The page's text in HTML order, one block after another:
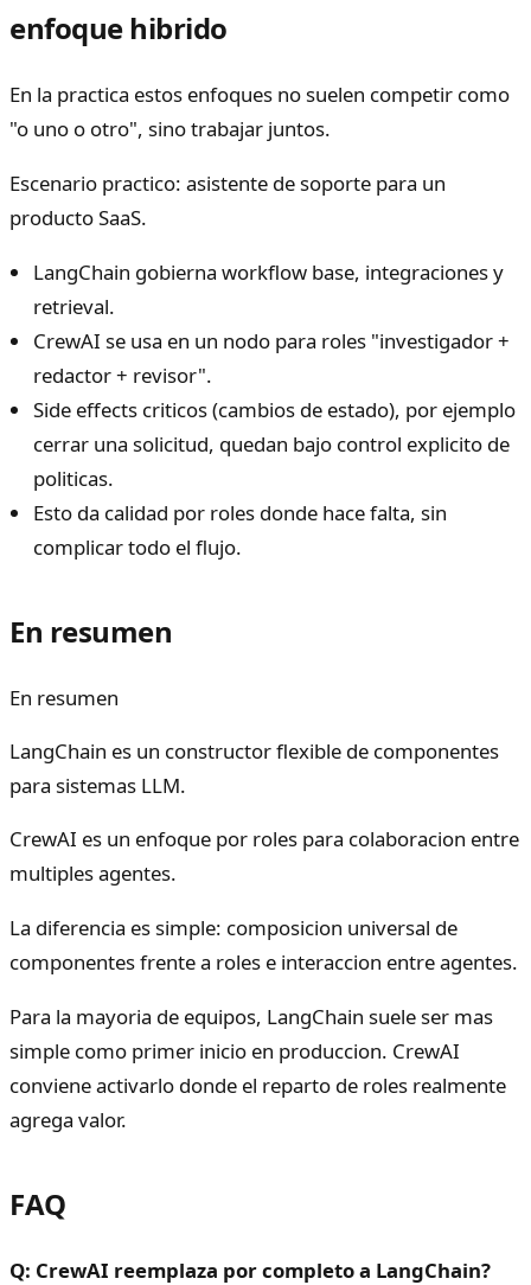
enfoque hibrido
En la practica estos enfoques no suelen competir como
"o uno o otro", sino trabajar juntos.
Escenario practico: asistente de soporte para un
producto SaaS.
LangChain gobierna workflow base, integraciones y
retrieval.
CrewAI se usa en un nodo para roles "investigador +
redactor + revisor".
Side effects criticos (cambios de estado), por ejemplo
cerrar una solicitud, quedan bajo control explicito de
politicas.
Esto da calidad por roles donde hace falta, sin
complicar todo el flujo.
En resumen
En resumen
LangChain es un constructor flexible de componentes
para sistemas LLM.
CrewAI es un enfoque por roles para colaboracion entre
multiples agentes.
La diferencia es simple: composicion universal de
componentes frente a roles e interaccion entre agentes.
Para la mayoria de equipos, LangChain suele ser mas
simple como primer inicio en produccion. CrewAI
conviene activarlo donde el reparto de roles realmente
agrega valor.
FAQ
Q: CrewAI reemplaza por completo a LangChain?